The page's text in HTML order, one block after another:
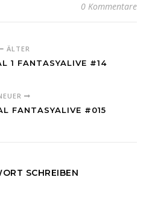
0 Kommentare
ÄLTER
1 FANTASYALIVE #14
FANTASYALIVE #015
SCHREIBEN